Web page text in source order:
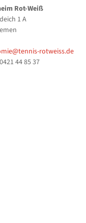
Rot-Weiß
1 A
rotweiss.de
44 85 37